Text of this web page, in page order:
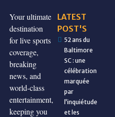
Your ultimate
destination
for live sports
coverage,
breaking
news, and
world-class
entertainment,
keeping you
LATEST
POST'S
52 ans du
Baltimore
SC : une
célébration
marquée
par
l’inquiétude
et les